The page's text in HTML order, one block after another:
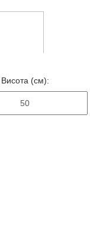
Висота (см):